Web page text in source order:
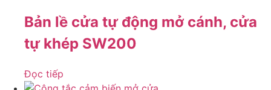
Bản lề cửa tự động mở cánh, cửa
tự khép SW200
Đọc tiếp